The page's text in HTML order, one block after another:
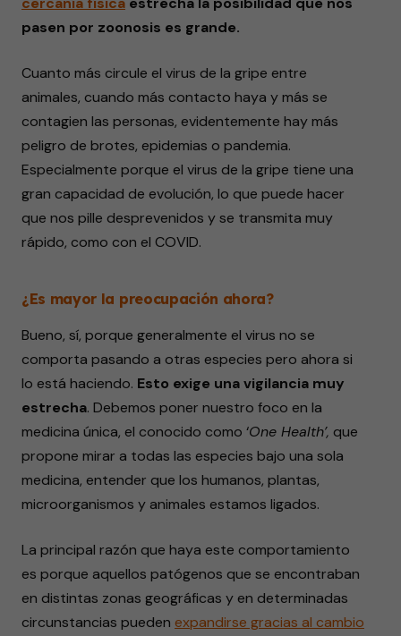
pasen por zoonosis es grande.
Cuanto más circule el virus de la gripe entre
animales, cuando más contacto haya y más se
contagien las personas, evidentemente hay más
peligro de brotes, epidemias o pandemia.
Especialmente porque el virus de la gripe tiene una
gran capacidad de evolución, lo que puede hacer
que nos pille desprevenidos y se transmita muy
rápido, como con el COVID.
¿Es mayor la preocupación ahora?
Bueno, sí, porque generalmente el virus no se
comporta pasando a otras especies pero ahora si
lo está haciendo. Esto exige una vigilancia muy
estrecha. Debemos poner nuestro foco en la
medicina única, el conocido como ‘One Health’, que
propone mirar a todas las especies bajo una sola
medicina, entender que los humanos, plantas,
microorganismos y animales estamos ligados.
La principal razón que haya este comportamiento
es porque aquellos patógenos que se encontraban
en distintas zonas geográficas y en determinadas
circunstancias pueden expandirse gracias al cambio